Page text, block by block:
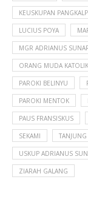
KEUSKUPAN
LUCIUS POYA
MGR ADRIANUS
ORANG MUDA KATOLIK
PAROKI BELINYU
PAROKI MENTOK
PAUS FRANSISKUS
SEKAMI
USKUP ADRIANUS
ZIARAH GALANG